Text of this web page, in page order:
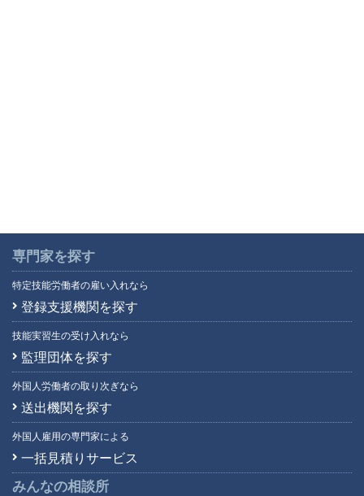
専門家を探す
特定技能労働者の雇い入れなら
登録支援機関を探す
技能実習生の受け入れなら
監理団体を探す
外国人労働者の取り次ぎなら
送出機関を探す
外国人雇用の専門家による
一括見積りサービス
みんなの相談所